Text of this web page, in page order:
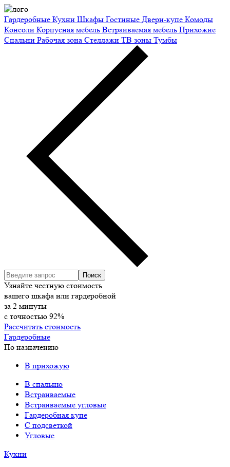
Гардеробные Кухни Шкафы Гостиные Двери-купе Комоды
Консоли Корпусная мебель Встраиваемая мебель Прихожие
Спальни Рабочая зона Стеллажи ТВ зоны Тумбы
Узнайте честную стоимость
вашего шкафа или гардеробной
за 2 минуты
с точностью 92%
Рассчитать стоимость
Гардеробные
По назначению
В прихожую
В спальню
Встраиваемые
Встраиваемые угловые
Гардеробная купе
С подсветкой
Угловые
Кухни